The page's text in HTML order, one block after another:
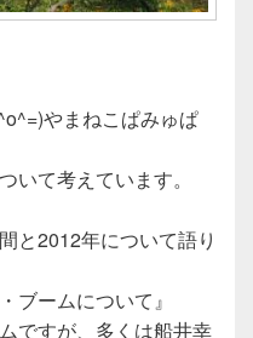
やまねこぱみゅぱ
いて考えています。
と2012年について語り
ブームについて』
ですが、多くは船井幸